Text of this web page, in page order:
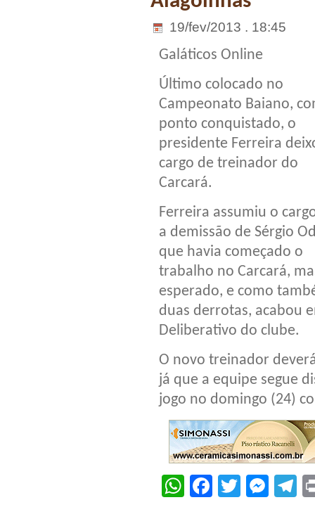
19/fev/2013 . 18:45
Galáticos Online
Último colocado no
Campeonato Baiano,
ponto conquistado, o
presidente Ferreira
cargo de treinador do
Carcará.
Ferreira assumiu o
a demissão de Sérgio
que havia começado o
trabalho no Carcará,
esperado, e como
duas derrotas, acabou
Deliberativo do clube.
O novo treinador
já que a equipe segue
jogo no domingo (24)
WhatsApp
Facebook
Twitter